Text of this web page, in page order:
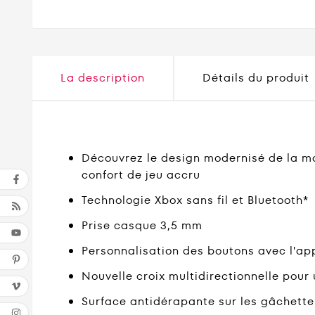
La description Détails du produit
Découvrez le design modernisé de la
confort de jeu accru
Technologie Xbox sans fil et Bluetooth*
Prise casque 3,5 mm
Personnalisation des boutons avec
Nouvelle croix multidirectionnelle pour
Surface antidérapante sur les